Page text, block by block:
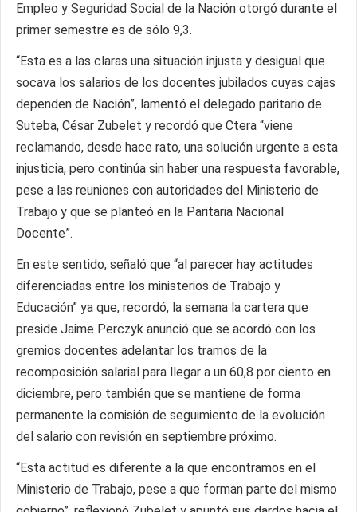
Empleo y Seguridad Social de la Nación otorgó durante el
primer semestre es de sólo 9,3.
“Esta es a las claras una situación injusta y desigual que
socava los salarios de los docentes jubilados cuyas cajas
dependen de Nación”, lamentó el delegado paritario de
Suteba, César Zubelet y recordó que Ctera “viene
reclamando, desde hace rato, una solución urgente a esta
injusticia, pero continúa sin haber una respuesta favorable,
pese a las reuniones con autoridades del Ministerio de
Trabajo y que se planteó en la Paritaria Nacional
Docente”.
En este sentido, señaló que “al parecer hay actitudes
diferenciadas entre los ministerios de Trabajo y
Educación” ya que, recordó, la semana la cartera que
preside Jaime Perczyk anunció que se acordó con los
gremios docentes adelantar los tramos de la
recomposición salarial para llegar a un 60,8 por ciento en
diciembre, pero también que se mantiene de forma
permanente la comisión de seguimiento de la evolución
del salario con revisión en septiembre próximo.
“Esta actitud es diferente a la que encontramos en el
Ministerio de Trabajo, pese a que forman parte del mismo